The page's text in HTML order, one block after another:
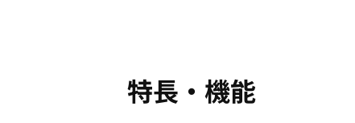
特長・機能